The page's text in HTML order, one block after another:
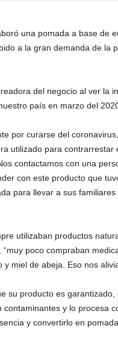
una pomada a base de
a la gran demanda de la
del negocio al ver la
país en marzo del
por curarse del
utilizado para contrarrestar
contactamos con una
con este producto que
para llevar a sus
utilizaban productos
poco compraban
miel de abeja. Eso nos
su producto es
y lo procesa
y convertirlo en pomada.